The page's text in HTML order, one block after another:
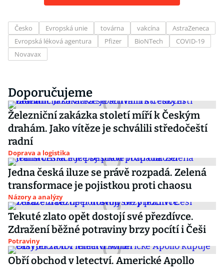
Česko Evropská unie továrna vakcína
AstraZeneca
Evropská léková agentura
Pfizer BioNTech
COVID-19
Novavax
Doporučujeme
Železniční zakázka století míří k Českým
drahám. Jako vítěze je schválili středočeští
radní
Doprava a logistika
Jedna česká iluze se právě rozpadá. Zelená
transformace je pojistkou proti chaosu
Názory a analýzy
Tekuté zlato opět dostojí své přezdívce.
Zdražení běžné potraviny brzy pocítí i Češi
Potraviny
Obří obchod v letectví. Americké Apollo